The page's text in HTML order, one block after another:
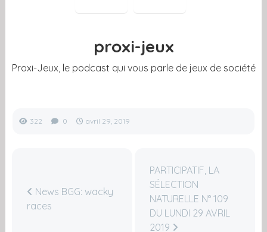
proxi-jeux
Proxi-Jeux, le podcast qui vous parle de jeux de société
322 0 avril 29, 2019
News BGG: wacky
races
PARTICIPATIF, LA
SÉLECTION
NATURELLE N° 109
DU LUNDI 29 AVRIL
2019